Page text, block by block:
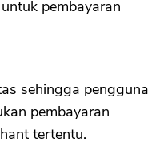
pembayaran
sehingga pengguna
pembayaran
tertentu.